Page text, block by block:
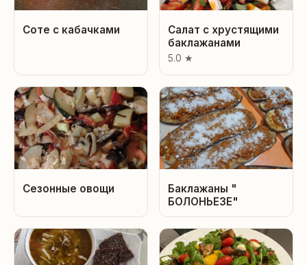
Соте с кабачками
Салат с хрустящими
баклажанами
5.0 ★
Сезонные овощи
Баклажаны "
БОЛОНЬЕЗЕ"